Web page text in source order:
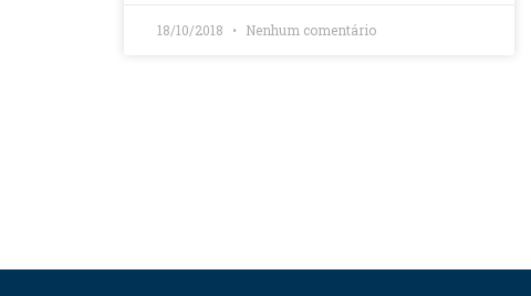
18/10/2018 Nenhum comentário